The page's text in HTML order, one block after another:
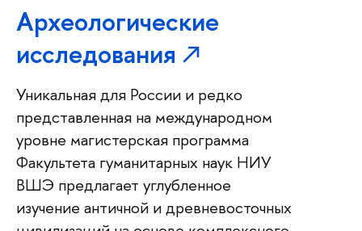
Археологические
исследования
Уникальная для России и редко
представленная на международном
уровне магистерская программа
Факультета гуманитарных наук НИУ
ВШЭ предлагает углубленное
изучение античной и древневосточных